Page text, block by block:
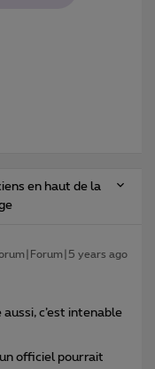
en haut de la
years ago
c’est intenable
officiel pourrait